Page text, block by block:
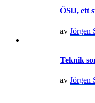
ÖSlJ, ett
av Jörgen
Teknik
av Jörgen